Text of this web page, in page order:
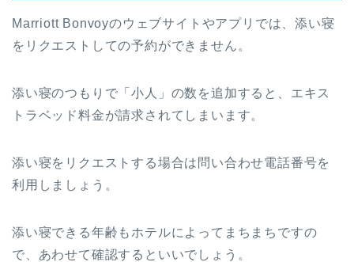
Marriott Bonvoyのウェブサイトやアプリでは、添い寝
をリクエストしての予約ができません。
添い寝のつもりで「小人」の数を追加すると、エキス
トラベッド料金が請求されてしまいます。
添い寝をリクエストする場合は問い合わせ電話番号を
利用しましょう。
添い寝できる年齢もホテルによってまちまちですの
で、あわせて確認するといいでしょう。